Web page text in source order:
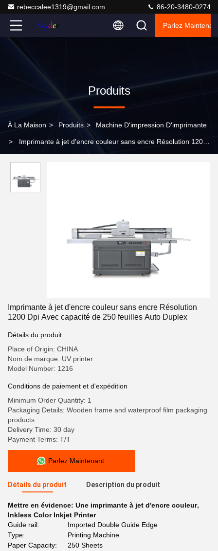
rebeccalee1319@gmail.com 86-20-3480-0274
Parlez
Produits
À La Maison > Produits > Machine D'impression D'imprimante
> Imprimante à jet d'encre couleur sans encre Résolution 1200
Imprimante à jet d'encre couleur sans encre Résolution
1200 Dpi Avec capacité de 250 feuilles Auto Duplex
Détails du produit
Place of Origin: CHINA
Nom de marque: UV printer
Model Number: 1216
Conditions de paiement et d'expédition
Minimum Order Quantity: 1
Packaging Details: Wooden frame and waterproof film packaging
products
Delivery Time: 30 day
Payment Terms: T/T
Parlez Maintenant.
Détails du produit Description du produit
Mettre en évidence: Une imprimante à jet d'encre couleur,
Inkless Color Inkjet Printer
Guide rail:
Imported Double Guide Edge
Type:
Printing Machine
Paper Capacity:
250 Sheets